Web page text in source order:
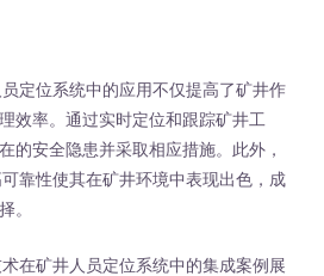
位系统中的应用不仅提高了矿井作
效率。通过实时定位和跟踪矿井工
的安全隐患并采取相应措施。此外，
靠性使其在矿井环境中表现出色，成
。
矿井人员定位系统中的集成案例展